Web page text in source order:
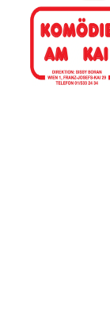
Toren Wiens.
Zwischen rund 60
lebensgroßen
Dinosauriern